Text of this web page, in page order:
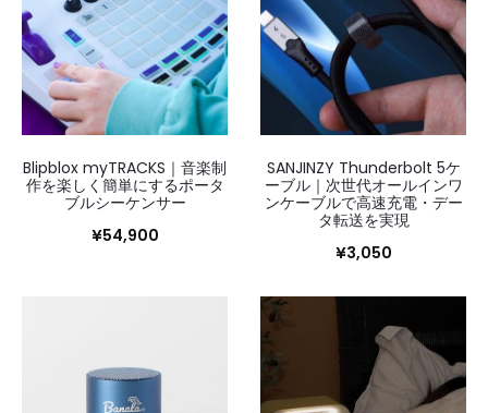
Blipblox myTRACKS｜音楽制
作を楽しく簡単にするポータ
ブルシーケンサー
¥54,900
SANJINZY Thunderbolt 5ケ
ーブル｜次世代オールインワ
ンケーブルで高速充電・デー
タ転送を実現
¥3,050